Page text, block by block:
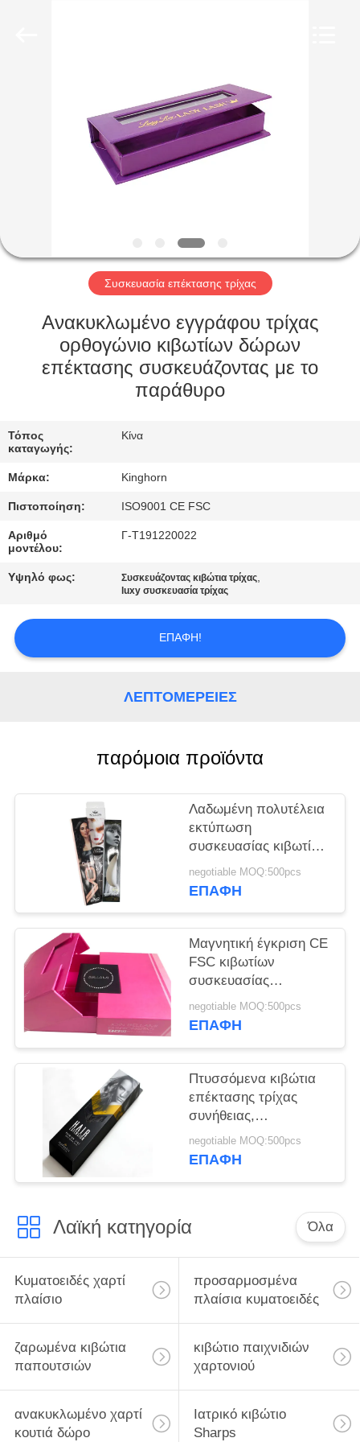
ΠΡΟΪΌΝΤΑ
ΓΎΡΟΣ
ΕΡΓΟΣΤΑΣΊΩΝ
ΠΟΙΟΤΙΚΌΣ
ΈΛΕΓΧΟΣ
ΕΛΆΤΕ
ΣΕ
ΕΠΑΦΉ
ΕΙΔΉΣΕΙΣ
ΖΗΤΉΣΤΕ
ΈΝΑ
Συσκευασία επέκτασης τρίχας
Ανακυκλωμένο εγγράφου τρίχας
ορθογώνιο κιβωτίων δώρων
επέκτασης συσκευάζοντας με το
παράθυρο
Τόπος
καταγωγής:
Κίνα
Μάρκα: Kinghorn
Πιστοποίηση: ISO9001 CE FSC
Αριθμό
μοντέλου:
Γ-T191220022
Υψηλό φως: Συσκευάζοντας κιβώτια τρίχας,
luxy συσκευασία τρίχας
ΕΠΑΦΉ!
ΛΕΠΤΟΜΈΡΕΙΕΣ
παρόμοια προϊόντα
Λαδωμένη πολυτέλεια
εκτύπωση
συσκευασίας κιβωτίων
περουκών
συσκευασίας
negotiable MOQ:500pcs
ΕΠΑΦΉ
Μαγνητική έγκριση CE
FSC κιβωτίων
συσκευασίας
επέκτασης τρίχας
πολυτέλειας
negotiable MOQ:500pcs
ΕΠΑΦΉ
Πτυσσόμενα κιβώτια
επέκτασης τρίχας
συνήθειας,
συσκευασία τρίχας
Luxy υπηρεσιών cOem
negotiable MOQ:500pcs
ΕΠΑΦΉ
Λαϊκή κατηγορία Όλα
Κυματοειδές χαρτί
πλαίσιο
προσαρμοσμένα
πλαίσια κυματοειδές
ζαρωμένα κιβώτια
παπουτσιών
κιβώτιο παιχνιδιών
χαρτονιού
ανακυκλωμένο χαρτί
κουτιά δώρο
Ιατρικό κιβώτιο
Sharps